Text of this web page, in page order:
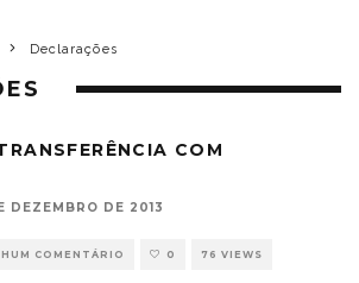
Declarações
COM
DEZEMBRO DE 2013
COMENTÁRIO 0 76 VIEWS